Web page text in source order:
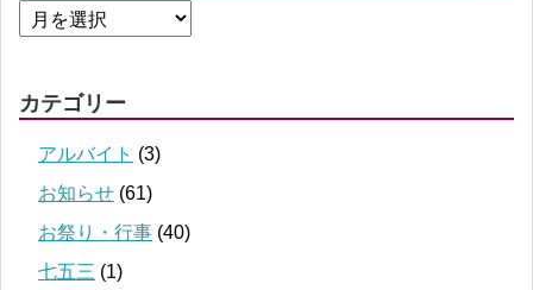
カテゴリー
アルバイト (3)
お知らせ (61)
お祭り・行事 (40)
七五三 (1)